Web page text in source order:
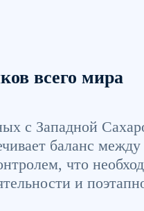
всего мира
с Западной
баланс между
что
и